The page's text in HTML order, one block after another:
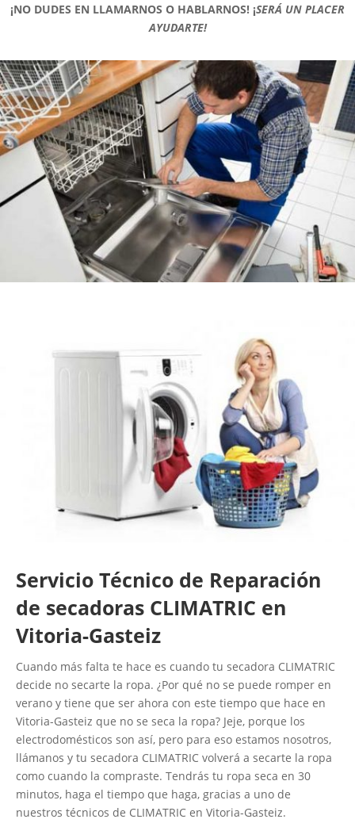
¡NO DUDES EN LLAMARNOS O HABLARNOS! ¡SERÁ UN PLACER
AYUDARTE!
Servicio Técnico de Reparación
de secadoras CLIMATRIC en
Vitoria-Gasteiz
Cuando más falta te hace es cuando tu secadora CLIMATRIC
decide no secarte la ropa. ¿Por qué no se puede romper en
verano y tiene que ser ahora con este tiempo que hace en
Vitoria-Gasteiz que no se seca la ropa? Jeje, porque los
electrodomésticos son así, pero para eso estamos nosotros,
llámanos y tu secadora CLIMATRIC volverá a secarte la ropa
como cuando la compraste. Tendrás tu ropa seca en 30
minutos, haga el tiempo que haga, gracias a uno de
nuestros técnicos de CLIMATRIC en Vitoria-Gasteiz.